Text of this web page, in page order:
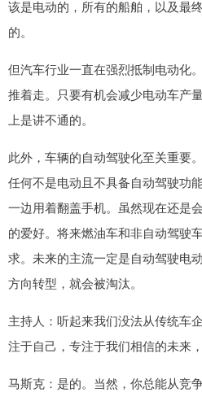
该是电动的，所有的船舶，以及最
的。
但汽车行业一直在强烈抵制电动化
推着走。只要有机会减少电动车产
上是讲不通的。
此外，车辆的自动驾驶化至关重要
任何不是电动且不具备自动驾驶功
一边用着翻盖手机。虽然现在还是
的爱好。将来燃油车和非自动驾驶
求。未来的主流一定是自动驾驶电
方向转型，就会被淘汰。
主持人：听起来我们没法从传统车
注于自己，专注于我们相信的未来
马斯克：是的。当然，你总能从竞